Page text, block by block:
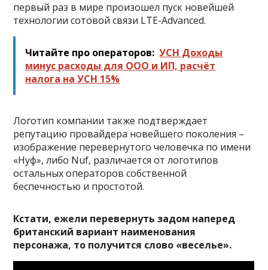
первый раз в мире произошел пуск новейшей
технологии сотовой связи LTE-Advanced.
Читайте про операторов: УСН Доходы
минус расходы для ООО и ИП, расчёт
налога на УСН 15%
Логотип компании также подтверждает
репутацию провайдера новейшего поколения –
изображение перевернутого человечка по имени
«Нуф», либо Nuf, различается от логотипов
остальных операторов собственной
беспечностью и простотой.
Кстати, ежели перевернуть задом наперед
британский вариант наименования
персонажа, то получится слово «веселье».